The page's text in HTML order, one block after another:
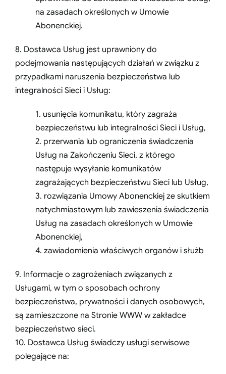
na zasadach określonych w Umowie
Abonenckiej.
8. Dostawca Usług jest uprawniony do
podejmowania następujących działań w związku z
przypadkami naruszenia bezpieczeństwa lub
integralności Sieci i Usług:
1. usunięcia komunikatu, który zagraża
bezpieczeństwu lub integralności Sieci i Usług,
2. przerwania lub ograniczenia świadczenia
Usług na Zakończeniu Sieci, z którego
następuje wysyłanie komunikatów
zagrażających bezpieczeństwu Sieci lub Usług,
3. rozwiązania Umowy Abonenckiej ze skutkiem
natychmiastowym lub zawieszenia świadczenia
Usług na zasadach określonych w Umowie
Abonenckiej,
4. zawiadomienia właściwych organów i służb
9. Informacje o zagrożeniach związanych z
Usługami, w tym o sposobach ochrony
bezpieczeństwa, prywatności i danych osobowych,
są zamieszczone na Stronie WWW w zakładce
bezpieczeństwo sieci.
10. Dostawca Usług świadczy usługi serwisowe
polegające na: